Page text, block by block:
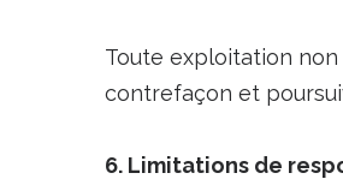
Toute exploitation non
contrefaçon et
6. Limitations de